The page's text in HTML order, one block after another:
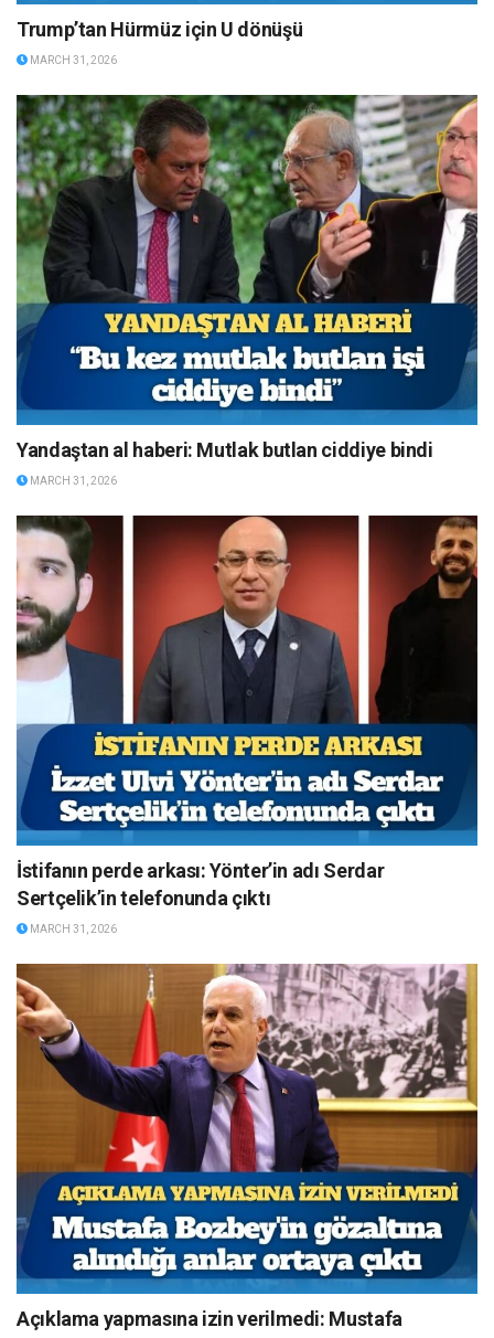
Trump’tan Hürmüz için U dönüşü
MARCH 31, 2026
Yandaştan al haberi: Mutlak butlan ciddiye bindi
MARCH 31, 2026
İstifanın perde arkası: Yönter’in adı Serdar
Sertçelik’in telefonunda çıktı
MARCH 31, 2026
Açıklama yapmasına izin verilmedi: Mustafa